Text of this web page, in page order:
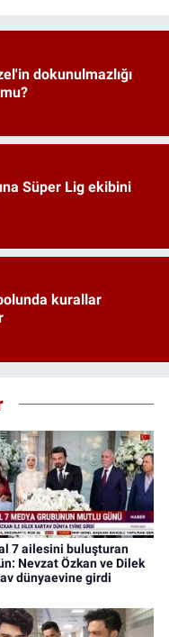
dokunulmazlığı
Süper Lig ekibini
kurallar
7 ailesini buluşturan
Nevzat Özkan ve Dilek
dünyaevine girdi